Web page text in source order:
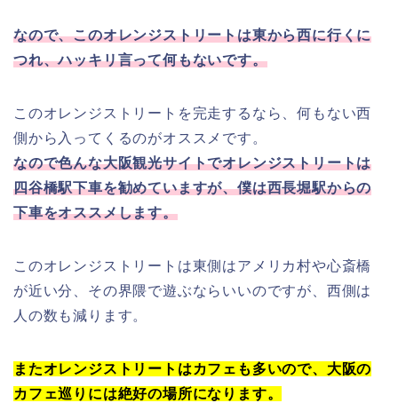
なので、このオレンジストリートは東から西に行くに
つれ、ハッキリ言って何もないです。
このオレンジストリートを完走するなら、何もない西
側から入ってくるのがオススメです。
なので色んな大阪観光サイトでオレンジストリートは
四谷橋駅下車を勧めていますが、僕は西長堀駅からの
下車をオススメします。
このオレンジストリートは東側はアメリカ村や心斎橋
が近い分、その界隈で遊ぶならいいのですが、西側は
人の数も減ります。
またオレンジストリートはカフェも多いので、大阪の
カフェ巡りには絶好の場所になります。